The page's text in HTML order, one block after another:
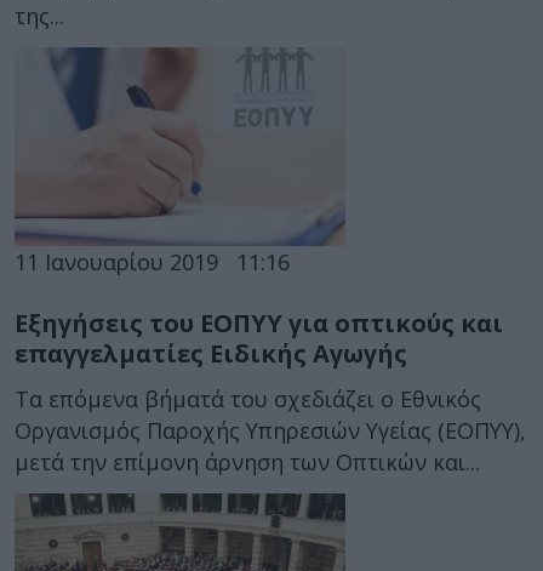
της...
11 Ιανουαρίου 2019 11:16
Εξηγήσεις του ΕΟΠΥΥ για οπτικούς και
επαγγελματίες Ειδικής Αγωγής
Τα επόμενα βήματά του σχεδιάζει ο Εθνικός
Οργανισμός Παροχής Υπηρεσιών Υγείας (ΕΟΠΥΥ),
μετά την επίμονη άρνηση των Οπτικών και...